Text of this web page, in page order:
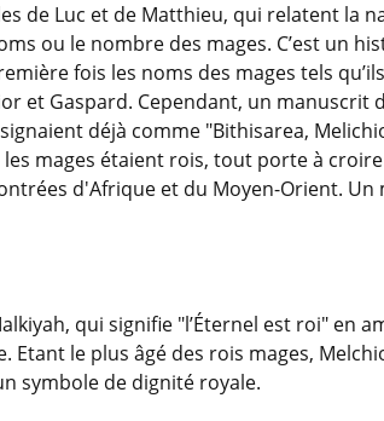
de Luc et de Matthieu, qui relatent la
ou le nombre des mages. C’est un
fois les noms des mages tels
et Gaspard. Cependant, un manuscrit
déjà comme "Bithisarea,
mages étaient rois, tout porte à croire
d'Afrique et du Moyen-Orient. Un
qui signifie "l’Éternel est roi" en
Etant le plus âgé des rois mages,
symbole de dignité royale.